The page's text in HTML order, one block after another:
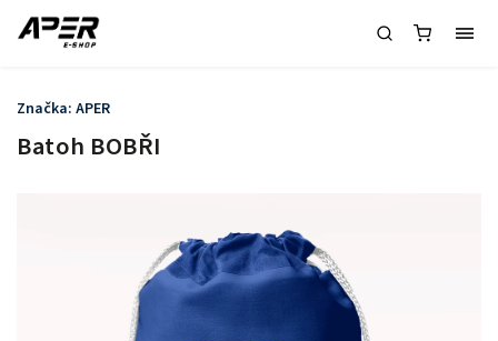
Batoh BOBŘI
Značka: APER